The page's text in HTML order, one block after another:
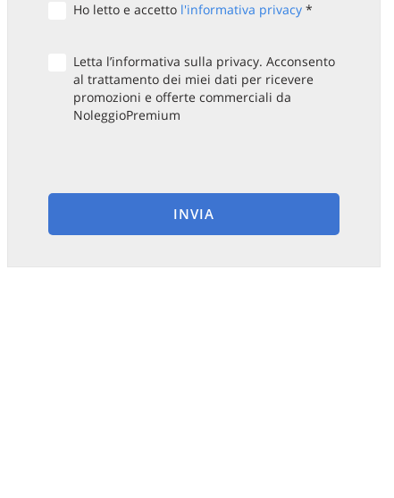
Ho letto e accetto l'informativa privacy *
Letta l’informativa sulla privacy. Acconsento
al trattamento dei miei dati per ricevere
promozioni e offerte commerciali da
NoleggioPremium
INVIA